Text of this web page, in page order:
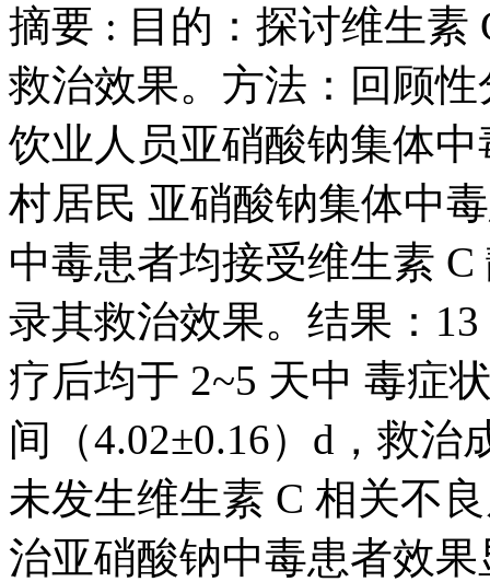
摘要 : 目的：探讨维生素
救治效果。方法：回顾
饮业人员亚硝酸钠集体
村居民 亚硝酸钠集体中
中毒患者均接受维生素
录其救治效果。结果：
疗后均于 2~5 天中 毒症
间（4.02±0.16）d，救治
未发生维生素 C 相关不
治亚硝酸钠中毒患者效